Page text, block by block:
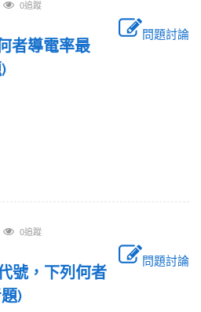
0追蹤
問題討論
者導電率最
0追蹤
問題討論
號，下列何者
)